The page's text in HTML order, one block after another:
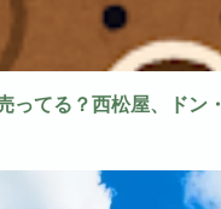
ってる？西松屋、ドン